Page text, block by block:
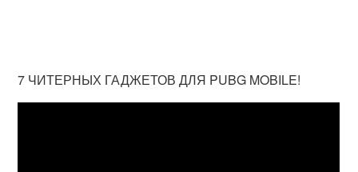
7 ЧИТЕРНЫХ ГАДЖЕТОВ ДЛЯ PUBG MOBILE!